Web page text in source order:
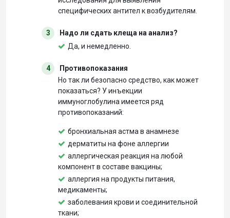
специфических антител к возбудителям.
3
Надо ли сдать клеща на анализ?
Да, и немедленно.
4
Противопоказания
Но так ли безопасно средство, как может
показаться? У инъекции
иммуноглобулина имеется ряд
противопоказаний:
бронхиальная астма в анамнезе
дерматиты на фоне аллергии
аллергическая реакция на любой
компонент в составе вакцины;
аллергия на продукты питания,
медикаменты;
заболевания крови и соединительной
ткани;